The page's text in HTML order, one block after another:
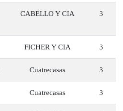
CABELLO Y CIA 3
FICHER Y CIA 3
Cuatrecasas 3
Cuatrecasas 3